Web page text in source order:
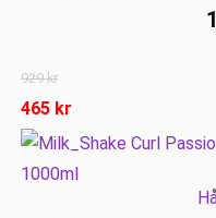
929kr
465 kr